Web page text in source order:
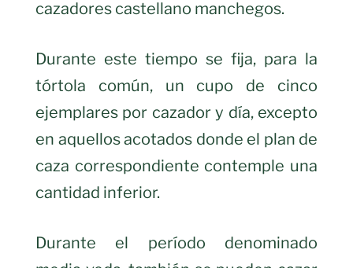
cazadores castellano manchegos.
Durante este tiempo se fija, para la
tórtola común, un cupo de cinco
ejemplares por cazador y día, excepto
en aquellos acotados donde el plan de
caza correspondiente contemple una
cantidad inferior.
Durante el período denominado